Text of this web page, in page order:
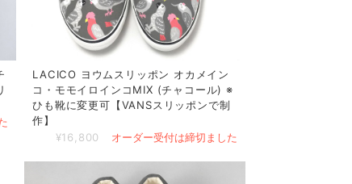
LACICO ヨウムスリッポン オカメイン
コ・モモイロインコMIX (チャコール) ※
ひも靴に変更可【VANSスリッポンで制
作】
¥16,800
オーダー受付は締切ました